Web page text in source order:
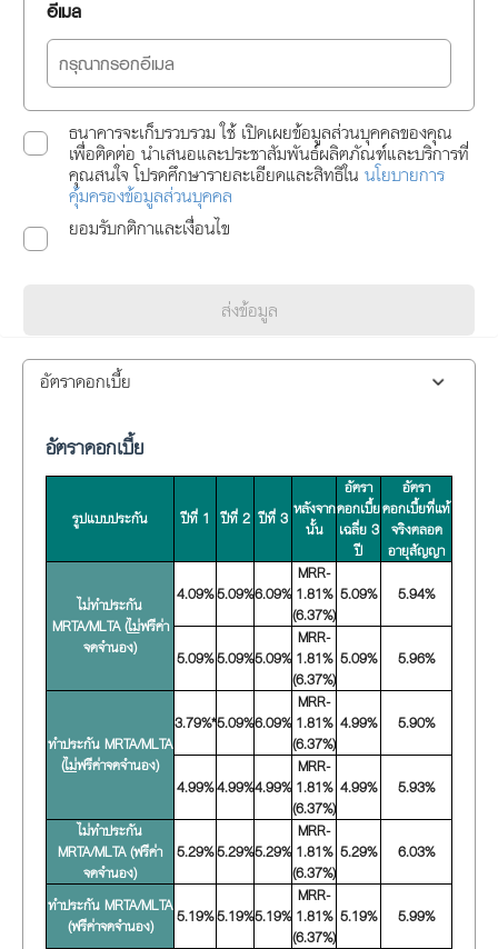
อีเมล
ธนาคารจะเก็บรวบรวม ใช้ เปิดเผยข้อมูลส่วนบุคคลของคุณ
เพื่อติดต่อ นำเสนอและประชาสัมพันธ์ผลิตภัณฑ์และบริการที่
คุณสนใจ โปรดศึกษารายละเอียดและสิทธิใน นโยบายการ
คุ้มครองข้อมูลส่วนบุคคล
ยอมรับกติกาและเงื่อนไข
ส่งข้อมูล
อัตราดอกเบี้ย
อัตราดอกเบี้ย
รูปแบบประกัน ปีที่ 1 ปีที่ 2 ปีที่ 3 หลังจาก
นั้น
อัตรา
ดอกเบี้ย
เฉลี่ย 3
ปี
อัตรา
ดอกเบี้ยที่แท้
จริงตลอด
อายุสัญญา
ไม่ทำประกัน
MRTA/MLTA (ไม่ฟรีค่า
จดจำนอง)
4.09%5.09%6.09%
MRR-
1.81%
(6.37%)
5.09% 5.94%
5.09%5.09%5.09%
MRR-
1.81%
(6.37%)
5.09% 5.96%
ทำประกัน MRTA/MLTA
(ไม่ฟรีค่าจดจำนอง)
3.79%*5.09%6.09%
MRR-
1.81%
(6.37%)
4.99% 5.90%
4.99%4.99%4.99%
MRR-
1.81%
(6.37%)
4.99% 5.93%
ไม่ทำประกัน
MRTA/MLTA (ฟรีค่า
จดจำนอง)
5.29%5.29%5.29%
MRR-
1.81%
(6.37%)
5.29% 6.03%
ทำประกัน MRTA/MLTA
(ฟรีค่าจดจำนอง)
5.19%5.19%5.19%
MRR-
1.81%
(6.37%)
5.19% 5.99%